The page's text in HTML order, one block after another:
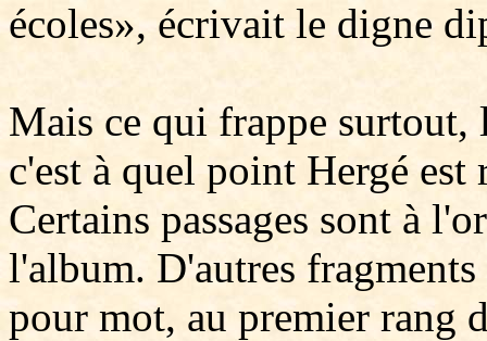
écoles», écrivait le digne
Mais ce qui frappe
c'est à quel point Hergé est
Certains passages sont à
l'album. D'autres
pour mot, au premier rang